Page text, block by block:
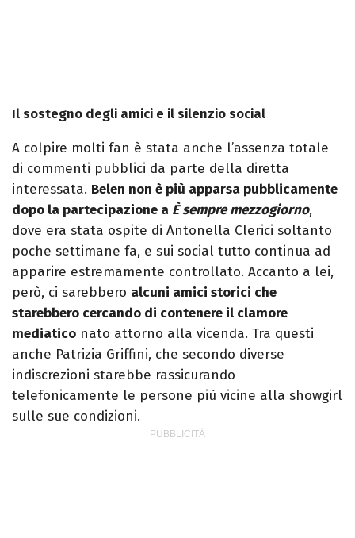
Il sostegno degli amici e il silenzio social
A colpire molti fan è stata anche l’assenza totale
di commenti pubblici da parte della diretta
interessata. Belen non è più apparsa pubblicamente
dopo la partecipazione a È sempre mezzogiorno,
dove era stata ospite di Antonella Clerici soltanto
poche settimane fa, e sui social tutto continua ad
apparire estremamente controllato. Accanto a lei,
però, ci sarebbero alcuni amici storici che
starebbero cercando di contenere il clamore
mediatico nato attorno alla vicenda. Tra questi
anche Patrizia Griffini, che secondo diverse
indiscrezioni starebbe rassicurando
telefonicamente le persone più vicine alla showgirl
sulle sue condizioni.